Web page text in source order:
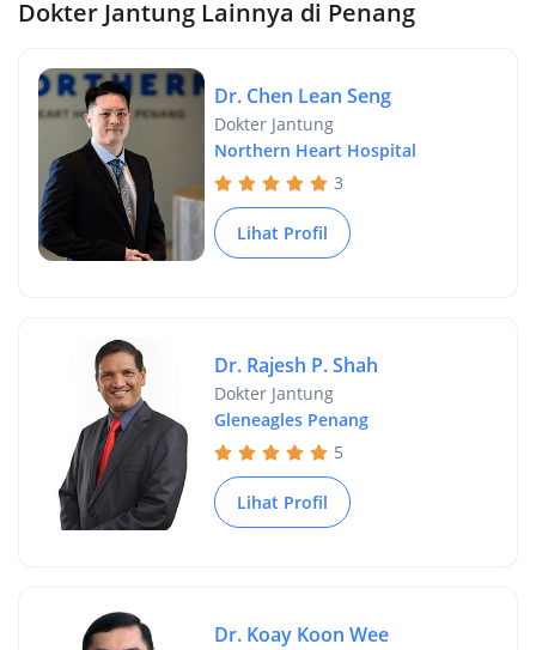
Dokter Jantung Lainnya di Penang
Dr. Chen Lean Seng
Dokter Jantung
Northern Heart Hospital
3
Lihat Profil
Dr. Rajesh P. Shah
Dokter Jantung
Gleneagles Penang
5
Lihat Profil
Dr. Koay Koon Wee